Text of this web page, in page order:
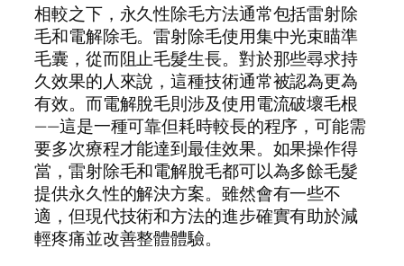
相較之下，永久性除毛方法通常包括雷射除
毛和電解除毛。雷射除毛使用集中光束瞄準
毛囊，從而阻止毛髮生長。對於那些尋求持
久效果的人來說，這種技術通常被認為更為
有效。而電解脫毛則涉及使用電流破壞毛根
——這是一種可靠但耗時較長的程序，可能需
要多次療程才能達到最佳效果。如果操作得
當，雷射除毛和電解脫毛都可以為多餘毛髮
提供永久性的解決方案。雖然會有一些不
適，但現代技術和方法的進步確實有助於減
輕疼痛並改善整體體驗。